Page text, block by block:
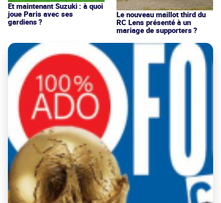
Et maintenant Suzuki : à quoi
joue Paris avec ses
gardiens ?
Le nouveau maillot third du
RC Lens présenté à un
mariage de supporters ?